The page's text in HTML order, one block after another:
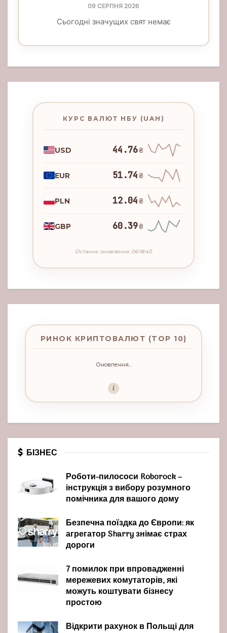
09 СЕРПНЯ 2026
Сьогодні значущих свят немає
КУРС ВАЛЮТ НБУ (UAH)
USD 44.76₴
EUR 51.74₴
PLN 12.04₴
GBP 60.39₴
Останнє оновлення: 06:18:40
РИНОК КРИПТОВАЛЮТ (TOP 10)
Оновлення...
i
БІЗНЕС
Роботи-пилососи Roborock –
інструкція з вибору розумного
помічника для вашого дому
Безпечна поїздка до Європи: як
агрегатор Sharry знімає страх
дороги
7 помилок при впровадженні
мережевих комутаторів, які
можуть коштувати бізнесу
простою
Відкрити рахунок в Польщі для